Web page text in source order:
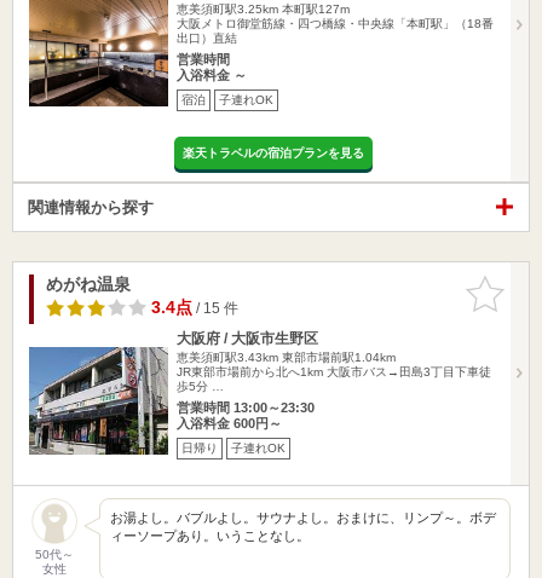
恵美須町駅3.25km 本町駅127m
大阪メトロ御堂筋線・四つ橋線・中央線「本町駅」（18番
出口）直結
営業時間
入浴料金 ～
宿泊 子連れOK
楽天トラベルの宿泊プランを見る
関連情報から探す
お気に入
りに追加
めがね温泉
3.4点/ 15 件
大阪府 / 大阪市生野区
恵美須町駅3.43km 東部市場前駅1.04km
JR東部市場前から北へ1km 大阪市バス→田島3丁目下車徒
歩5分 …
営業時間 13:00～23:30
入浴料金 600円～
日帰り 子連れOK
50代～
女性
お湯よし。バブルよし。サウナよし。おまけに、リンプ～。ボデ
ィーソープあり。いうことなし。